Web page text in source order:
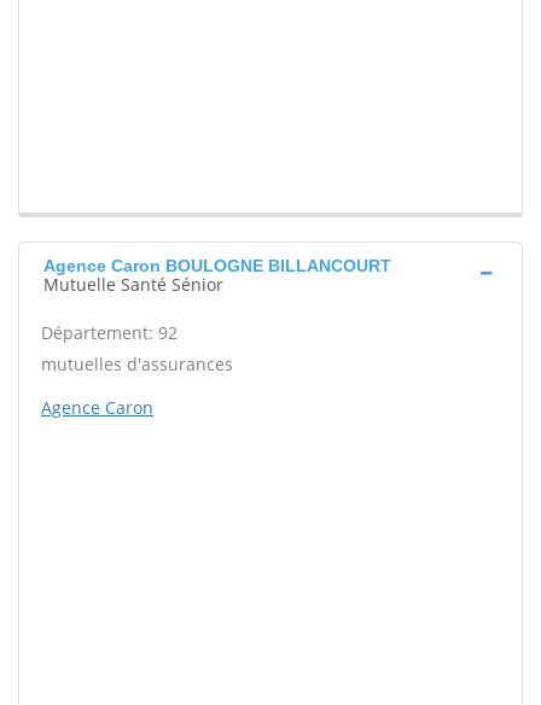
Agence Caron BOULOGNE BILLANCOURT
Mutuelle Santé Sénior
Département: 92
mutuelles d'assurances
Agence Caron